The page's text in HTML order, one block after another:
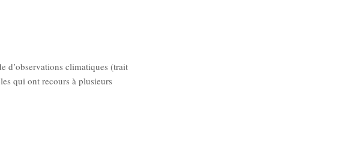
d’observations climatiques (trait
qui ont recours à plusieurs